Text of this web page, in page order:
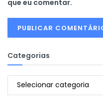
que eu comentar.
Categorias
Categorias